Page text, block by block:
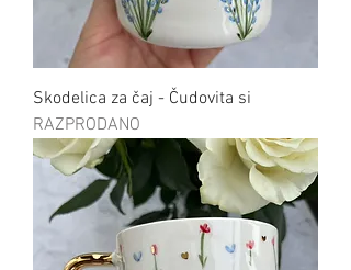
Skodelica za čaj - Čudovita si
RAZPRODANO